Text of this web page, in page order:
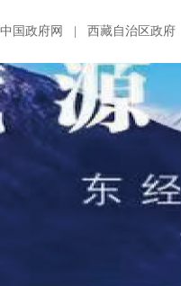
中国政府网 西藏自治区政府